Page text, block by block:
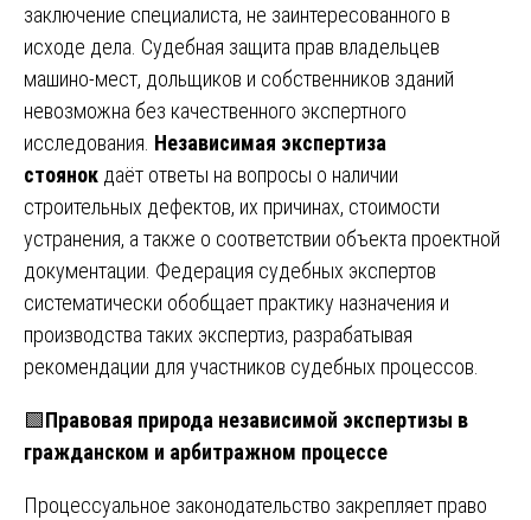
заключение специалиста, не заинтересованного в
исходе дела. Судебная защита прав владельцев
машино-мест, дольщиков и собственников зданий
невозможна без качественного экспертного
исследования. Независимая экспертиза
стоянок даёт ответы на вопросы о наличии
строительных дефектов, их причинах, стоимости
устранения, а также о соответствии объекта проектной
документации. Федерация судебных экспертов
систематически обобщает практику назначения и
производства таких экспертиз, разрабатывая
рекомендации для участников судебных процессов.
🟩Правовая природа независимой экспертизы в
гражданском и арбитражном процессе
Процессуальное законодательство закрепляет право